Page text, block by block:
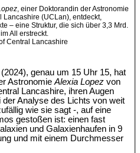
, einer Doktorandin der Astronomie
(UCLan), entdeckt,
– eine Struktur, die sich über 3,3 Mrd.
All erstreckt.
Central Lancashire
genau um 15 Uhr 15, hat
AstronomieAlexia Lopez von
Lancashire, ihren Augen
Analyse des Lichts von weit
wie sie sagt -, auf eine
gestoßen ist: einen fast
und Galaxienhaufen in 9
und mit einem Durchmesser